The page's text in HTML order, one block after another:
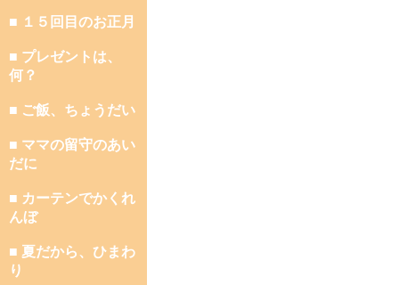
■ １５回目のお正月
■ プレゼントは、
何？
■ ご飯、ちょうだい
■ ママの留守のあい
だに
■ カーテンでかくれ
んぼ
■ 夏だから、ひまわ
り